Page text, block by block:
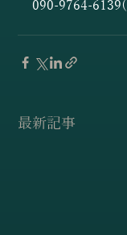
090-9764-
最新記事